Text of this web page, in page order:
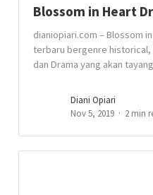
Blossom in Heart
dianiopiari.com – Blossom
terbaru bergenre historical,
dan Drama yang akan
Diani Opiari
Nov 5, 2019
2 min